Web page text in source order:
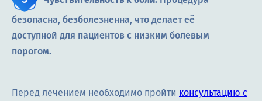
безопасна, безболезненна, что делает её
доступной для пациентов с низким болевым
порогом.
Перед лечением необходимо пройти консультацию с